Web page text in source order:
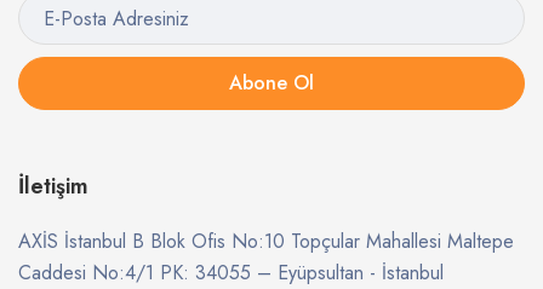
Abone Ol
İletişim
AXİS İstanbul B Blok Ofis No:10 Topçular Mahallesi Maltepe
Caddesi No:4/1 PK: 34055 – Eyüpsultan - İstanbul